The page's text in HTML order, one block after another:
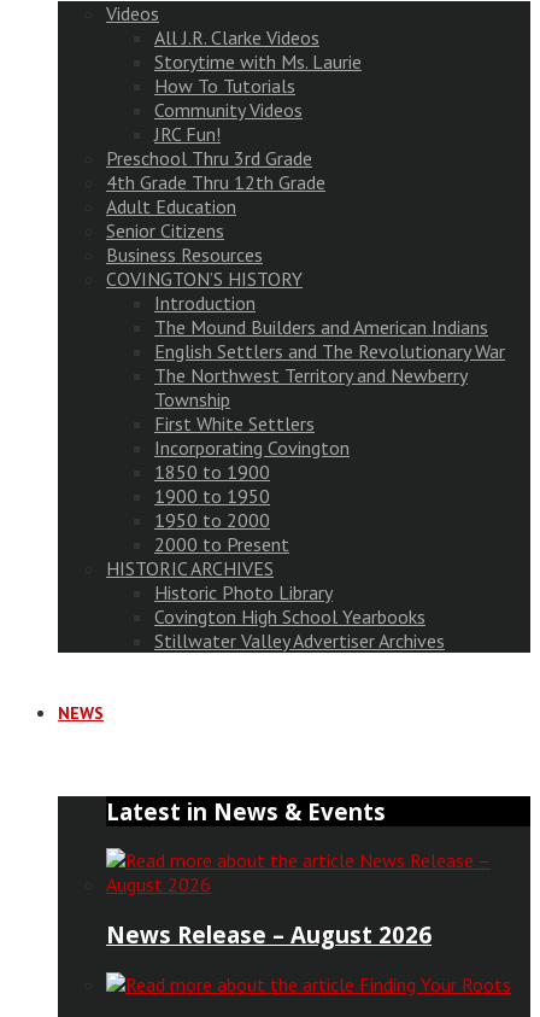
Videos
All J.R. Clarke Videos
Storytime with Ms. Laurie
How To Tutorials
Community Videos
JRC Fun!
Preschool Thru 3rd Grade
4th Grade Thru 12th Grade
Adult Education
Senior Citizens
Business Resources
COVINGTON’S HISTORY
Introduction
The Mound Builders and American Indians
English Settlers and The Revolutionary War
The Northwest Territory and Newberry
Township
First White Settlers
Incorporating Covington
1850 to 1900
1900 to 1950
1950 to 2000
2000 to Present
HISTORIC ARCHIVES
Historic Photo Library
Covington High School Yearbooks
Stillwater Valley Advertiser Archives
NEWS
Latest in News & Events
News Release – August 2026